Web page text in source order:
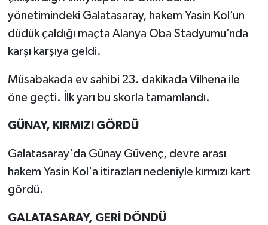
yönetimindeki Galatasaray, hakem Yasin Kol’un
düdük çaldığı maçta Alanya Oba Stadyumu’nda
karşı karşıya geldi.
Müsabakada ev sahibi 23. dakikada Vilhena ile
öne geçti. İlk yarı bu skorla tamamlandı.
GÜNAY, KIRMIZI GÖRDÜ
Galatasaray'da Günay Güvenç, devre arası
hakem Yasin Kol'a itirazları nedeniyle kırmızı kart
gördü.
GALATASARAY, GERİ DÖNDÜ
TREND
OTOMOTİV
TEKNOLOJİ
KÜLTÜR SANAT